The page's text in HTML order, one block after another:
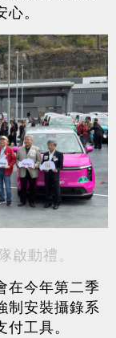
。
啟動禮。
在今年第二季
制安裝攝錄系
工具。